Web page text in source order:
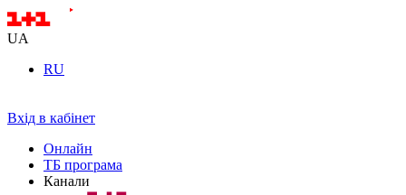
UA
RU
Вхід в кабінет
Онлайн
ТБ програма
Канали